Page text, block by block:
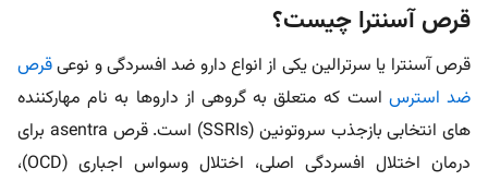
قرص آسنترا چیست؟
قرص آسنترا یا سرترالین یکی از انواع دارو ضد افسردگی و نوعیقرص
ضد استرس است که متعلق به گروهی از دارو‌ها به نام مهارکننده­‌
های انتخابی بازجذب سروتونین (SSRIs) است. قرص asentra برای
درمان اختلال افسردگی اصلی، اختلال وسواس اجباری (OCD)،